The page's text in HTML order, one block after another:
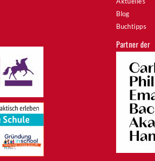
Blog
Buchtipps
Partner der